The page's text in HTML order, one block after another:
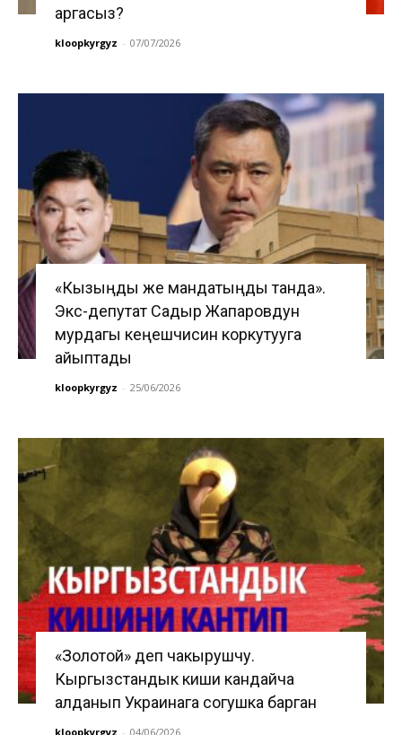
аргасыз?
kloopkyrgyz - 07/07/2026
«Кызыңды же мандатыңды танда».
Экс-депутат Садыр Жапаровдун
мурдагы кеңешчисин коркутууга
айыптады
kloopkyrgyz - 25/06/2026
«Золотой» деп чакырушчу.
Кыргызстандык киши кандайча
алданып Украинага согушка барган
kloopkyrgyz - 04/06/2026